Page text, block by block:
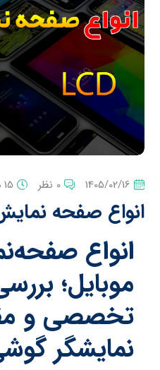
1405/02/16 0 نظر 15 دقیقه
انواع صفحه
انواع
موبایل؛
تخصصی و
نمایشگر